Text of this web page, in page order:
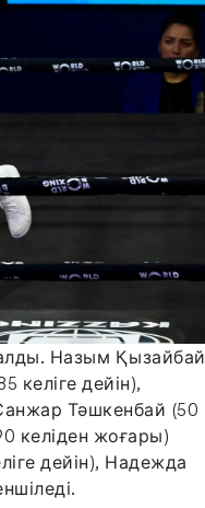
Назым Қызайбай
келіге дейін),
Тәшкенбай (50
келіден жоғары)
дейін), Надежда